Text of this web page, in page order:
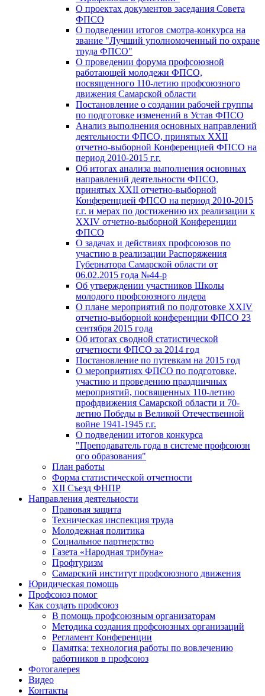
О проектах документов заседания Совета
ФПСО
О подведении итогов смотра-конкурса на
звание "Лучший уполномоченный по охране
труда ФПСО"
О проведении форума профсоюзной
работающей молодежи ФПСО,
посвященного 110-летию профсоюзного
движения Самарской области
Постановление о создании рабочей группы
по подготовке изменений в Устав ФПСО
Анализ выполнения основных направлений
деятельности ФПСО, принятых XXII
отчетно-выборной Конференцией ФПСО на
период 2010-2015 г.г.
Об итогах анализа выполнения основных
направлений деятельности ФПСО,
принятых XXII отчетно-выборной
Конференцией ФПСО на период 2010-2015
г.г. и мерах по достижению их реализации к
XXIV отчетно-выборной Конференции
ФПСО
О задачах и действиях профсоюзов по
участию в реализации Распоряжения
Губернатора Самарской области от
06.02.2015 года №44-р
Об утверждении участников Школы
молодого профсоюзного лидера
О плане мероприятий по подготовке XXIV
отчетно-выборной конференции ФПСО 23
сентября 2015 года
Об итогах сводной статистической
отчетности ФПСО за 2014 год
Постановление по путевкам на 2015 год
О мероприятиях ФПСО по подготовке,
участию и проведению праздничных
мероприятий, посвященных 110-летию
профдвижения Самарской области и 70-
летию Победы в Великой Отечественной
войне 1941-1945 г.г.
О подведении итогов конкурса
"Преподаватель года в системе профсоюзн
ого образования"
План работы
Форма статистической отчетности
XII Съезд ФНПР
Направления деятельности
Правовая защита
Техническая инспекция труда
Молодежная политика
Социальное партнерство
Газета «Народная трибуна»
Профтуризм
Самарский институт профсоюзного движения
Юридическая помощь
Профсоюз помог
Как создать профсоюз
В помощь профсоюзным организаторам
Методика создания профсоюзных организаций
Регламент Конференции
Памятка: технология работы по вовлечению
работников в профсоюз
Фотогалерея
Видео
Контакты